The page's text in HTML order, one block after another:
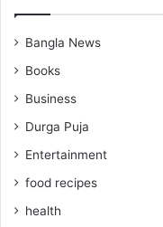
Bangla News
Books
Business
Durga Puja
Entertainment
food recipes
health